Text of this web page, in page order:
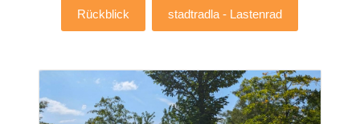
Rückblick stadtradla - Lastenrad